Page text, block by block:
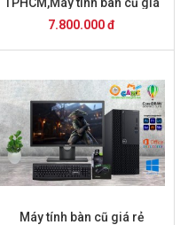
rẻ TPHCM,Máy tính bàn cũ
7.800.000 đ
Máy tính bàn cũ giá rẻ